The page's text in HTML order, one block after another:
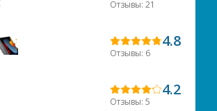
Отзывы: 21
4.8
Отзывы: 6
4.2
Отзывы: 5